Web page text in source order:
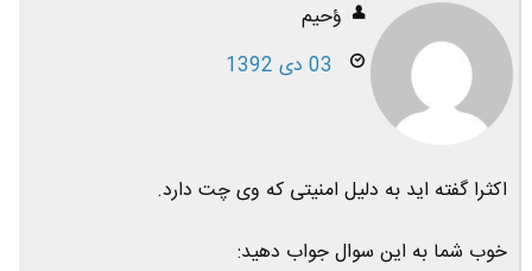
ؤحیم
03 دی 1392
اکثرا گفته اید به دلیل امنیتی که وی چت دارد.
خوب شما به این سوال جواب دهید: